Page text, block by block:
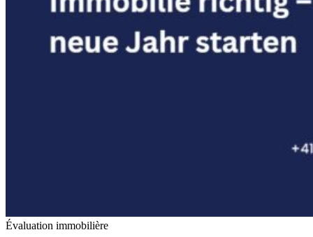
Évaluation immobilière